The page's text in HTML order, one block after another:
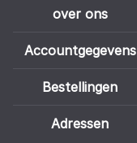
over ons
Accountgegevens
Bestellingen
Adressen